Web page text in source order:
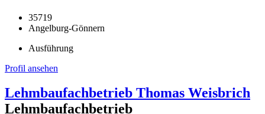
35719
Angelburg-Gönnern
Ausführung
Profil ansehen
Lehmbaufachbetrieb Thomas Weisbrich
Lehmbaufachbetrieb